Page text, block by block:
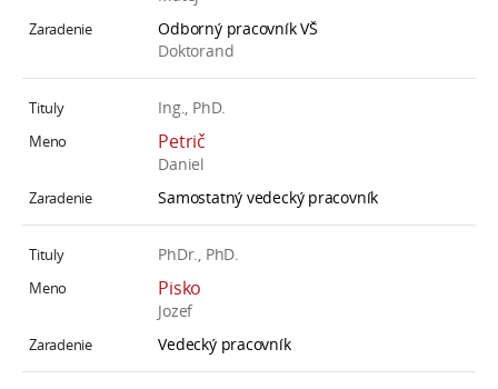
Odborný pracovník VŠ
Doktorand
Ing., PhD.
Petrič
Daniel
Samostatný vedecký pracovník
PhDr., PhD.
Pisko
Jozef
Vedecký pracovník